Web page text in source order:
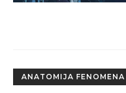
ANATOMIJA FENOMENA